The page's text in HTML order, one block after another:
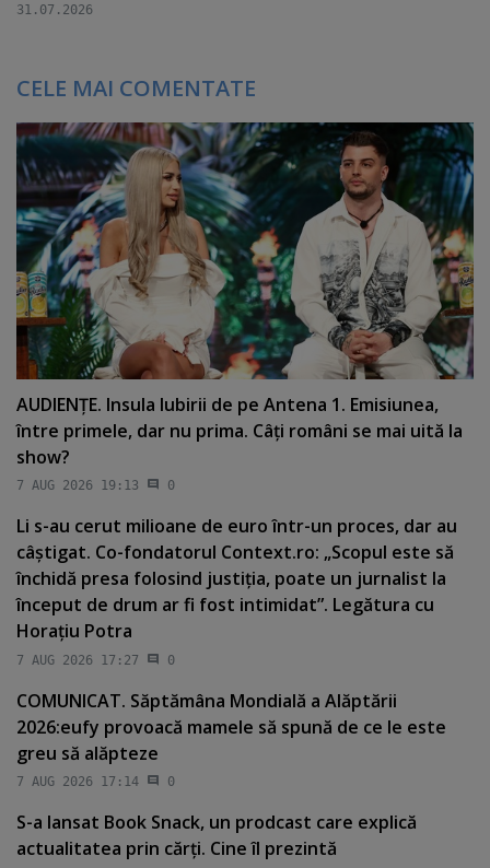
31.07.2026
CELE MAI COMENTATE
AUDIENŢE. Insula Iubirii de pe Antena 1. Emisiunea,
între primele, dar nu prima. Câţi români se mai uită la
show?
7 AUG 2026 19:13 0
Li s-au cerut milioane de euro într-un proces, dar au
câştigat. Co-fondatorul Context.ro: „Scopul este să
închidă presa folosind justiţia, poate un jurnalist la
început de drum ar fi fost intimidat”. Legătura cu
Horaţiu Potra
7 AUG 2026 17:27 0
COMUNICAT. Săptămâna Mondială a Alăptării
2026:eufy provoacă mamele să spună de ce le este
greu să alăpteze
7 AUG 2026 17:14 0
S-a lansat Book Snack, un prodcast care explică
actualitatea prin cărţi. Cine îl prezintă